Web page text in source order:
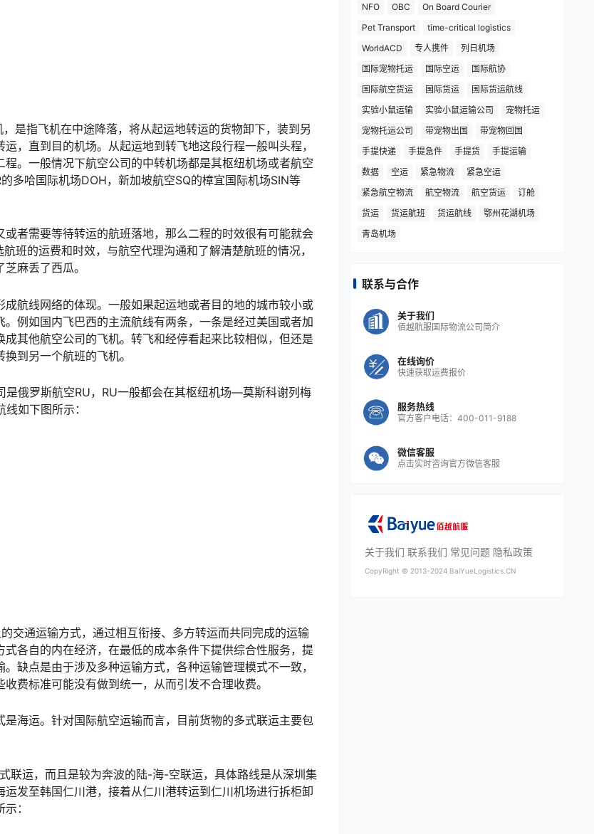
是指飞机在中途降落，将从起运地转运的货物卸下，装到另
，直到目的机场。从起运地到转飞地这段行程一般叫头程，
。一般情况下航空公司的中转机场都是其枢纽机场或者航空
多哈国际机场DOH，新加坡航空SQ的樟宜国际机场SIN等
者需要等待转运的航班落地，那么二程的时效很有可能就会
班的运费和时效，与航空代理沟通和了解清楚航班的情况，
麻丢了西瓜。
航线网络的体现。一般如果起运地或者目的地的城市较小或
例如国内飞巴西的主流航线有两条，一条是经过美国或者加
其他航空公司的飞机。转飞和经停看起来比较相似，但还是
到另一个航班的飞机。
俄罗斯航空RU，RU一般都会在其枢纽机场—莫斯科谢列梅
如下图所示：
通运输方式，通过相互衔接、多方转运而共同完成的运输
各自的内在经济，在最低的成本条件下提供综合性服务，提
缺点是由于涉及多种运输方式，各种运输管理模式不一致，
费标准可能没有做到统一，从而引发不合理收费。
海运。针对国际航空运输而言，目前货物的多式联运主要包
联运，而且是较为奔波的陆-海-空联运，具体路线是从深圳集
发至韩国仁川港，接着从仁川港转运到仁川机场进行拆柜卸
：
NFO
OBC
On Board Courier
Pet Transport
time-critical logistics
WorldACD
专人携件
列日机场
国际宠物托运
国际空运
国际航协
国际航空货运
国际货运
国际货运航线
实验小鼠运输
实验小鼠运输公司
宠物托运
宠物托运公司
带宠物出国
带宠物回国
手提快递
手提急件 手提货
手提运输
数据
空运 紧急物流
紧急空运
紧急航空物流
航空物流 航空货运
订舱
货运
货运航班 货运航线
鄂州花湖机场
青岛机场
联系与合作
关于我们
佰越航服国际物流公司简介
在线询价
快速获取运费报价
服务热线
官方客户电话：400-011-9188
微信客服
点击实时咨询官方微信客服
关于我们 联系我们 常见问题 隐私政策
CopyRight © 2013-2024 BaiYueLogistics.CN